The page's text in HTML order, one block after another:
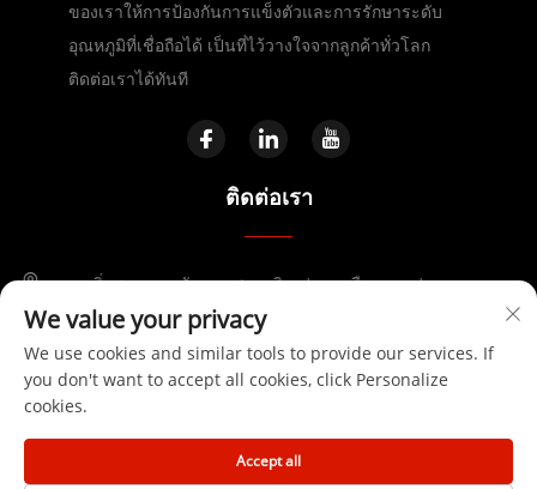
ของเราให้การป้องกันการแข็งตัวและการรักษาระดับ
อุณหภูมิที่เชื่อถือได้ เป็นที่ไว้วางใจจากลูกค้าทั่วโลก
ติดต่อเราได้ทันที
ติดต่อเรา
ถนนจิ่งซาน เขตพัฒนาเศรษฐกิจเฟยตง เมืองเหอเฟย
+86-17730041869
[email protected]
ลิขสิทธิ์ © 2025 โดย Anhui Huanrui Heating Manufacturing Co.,Ltd
We value your privacy
We use cookies and similar tools to provide our services. If
you don't want to accept all cookies, click Personalize
cookies.
Accept all